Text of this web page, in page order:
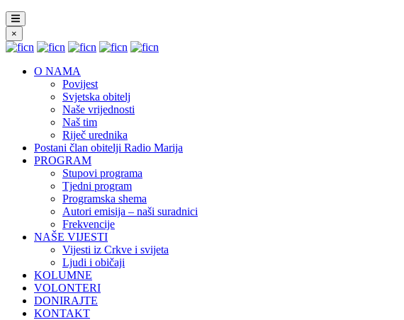
×
O NAMA
Povijest
Svjetska obitelj
Naše vrijednosti
Naš tim
Riječ urednika
Postani član obitelji Radio Marija
PROGRAM
Stupovi programa
Tjedni program
Programska shema
Autori emisija – naši suradnici
Frekvencije
NAŠE VIJESTI
Vijesti iz Crkve i svijeta
Ljudi i običaji
KOLUMNE
VOLONTERI
DONIRAJTE
KONTAKT